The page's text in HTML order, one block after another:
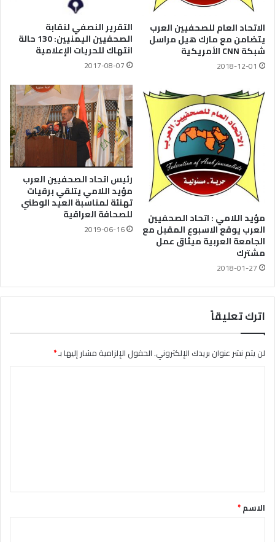
الاتحاد العام للصحفيين العرب
يتضامن مع مارك هيل مراسل
شبكة CNN الأمريكية
2018-12-01
التقرير النصفي لنقابة
الصحفيين اليمنيين: 130 حالة
انتهاك للحريات الإعلامية
2017-08-07
مؤيد اللامي : اتحاد الصحفيين
العرب يوقع الاسبوع المقبل مع
الجامعة العربية ميثاق عمل
مشترك
2018-01-27
رئيس اتحاد الصحفيين العرب
مؤيد اللامي يتلقي برقيات
تهنئة لمناسبة العيد الوطني
للصحافة العراقية
2019-06-16
اترك تعليقاً
لن يتم نشر عنوان بريدك الإلكتروني.الحقول الإلزامية مشار إليها بـ*
*الاسم*